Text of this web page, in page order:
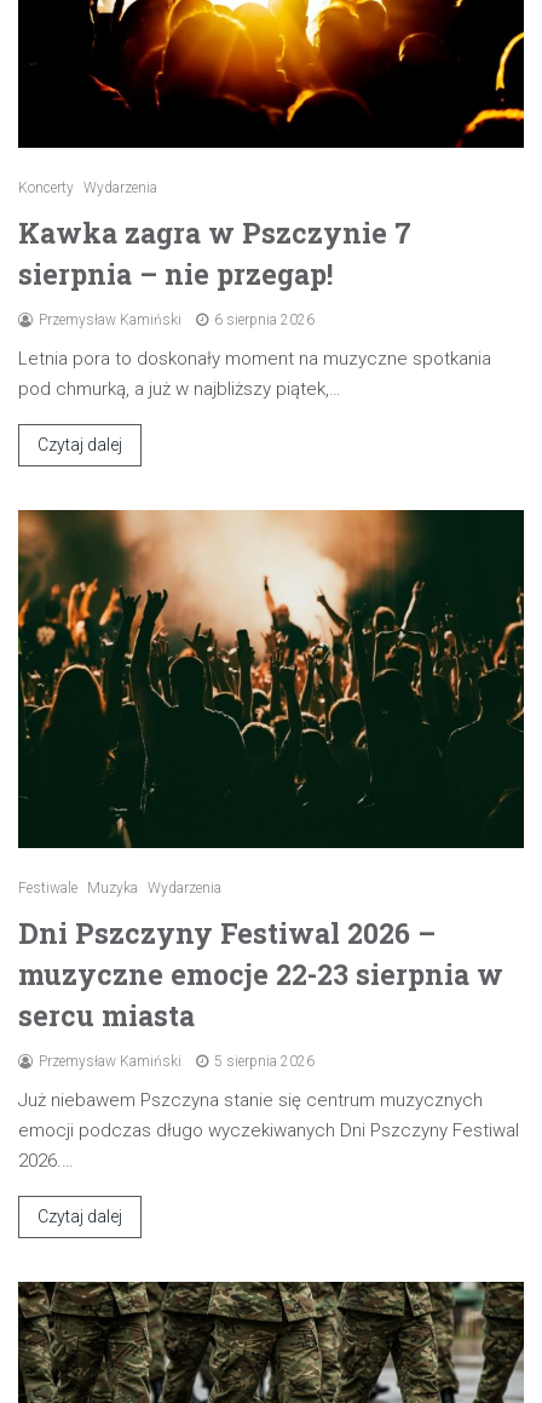
Koncerty Wydarzenia
Kawka zagra w Pszczynie 7
sierpnia – nie przegap!
Przemysław Kamiński 6 sierpnia 2026
Letnia pora to doskonały moment na muzyczne spotkania
pod chmurką, a już w najbliższy piątek,…
Czytaj dalej
Festiwale Muzyka Wydarzenia
Dni Pszczyny Festiwal 2026 –
muzyczne emocje 22-23 sierpnia w
sercu miasta
Przemysław Kamiński 5 sierpnia 2026
Już niebawem Pszczyna stanie się centrum muzycznych
emocji podczas długo wyczekiwanych Dni Pszczyny Festiwal
2026.…
Czytaj dalej